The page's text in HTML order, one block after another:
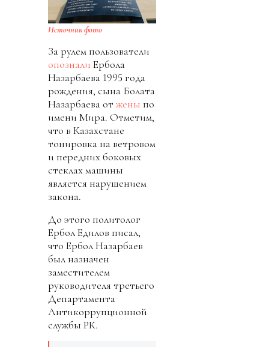
Источник фото
За рулем пользователи
опознали Ербола
Назарбаева 1995 года
рождения, сына Болата
Назарбаева от жены по
имени Мира. Отметим,
что в Казахстане
тонировка на ветровом
и передних боковых
стеклах машины
является нарушением
закона.
До этого политолог
Ербол Едилов писал,
что Ербол Назарбаев
был назначен
заместителем
руководителя третьего
Департамента
Антикоррупционной
службы РК.